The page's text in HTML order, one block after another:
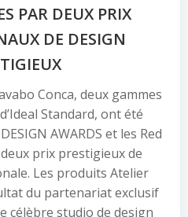
PAR DEUX PRIX
DE DESIGN
Conca, deux gammes
Standard, ont été
AWARDS et les Red
prix prestigieux de
Les produits Atelier
du partenariat exclusif
célèbre studio de design